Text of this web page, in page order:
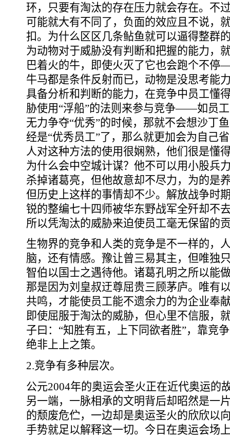
环，只要有淘汰的存在压力就会存在。不
可能就大有不同了，负面的效应且不说，
扣。为什么区区几条鲇鱼就可以逼得整群
为动物对于威胁没有判断和把握的能力，
巴着火的牛，即使火灭了它也会跑个不
牛马都是条件反射而已，动物是没思考能
具备分析和判断的能力，在竞争中员工懂
胁使用“浮船”的法则来参与竞争――如员
无力争夺“优秀”的时候，那就不会想沙丁
经是“优秀员工”了，那么就更加会为自己
人对这种方法的使用很娴熟，他们很是懂
为什么会中空城计谋？他不可以用小股兵
杀掉诸葛亮，但他故意却不尽力，为的是
但历史上这样的事情却不少。解放战争时
锐的整编七十四师被华东野战军全歼却不
所以凭淘汰的威胁来迫使员工毫无保留的
生物界的竞争和人类的竞争是不一样的，
脑，还有情感。豫让曾三易其主，但唯独
智伯以国士之遇待他。诸葛孔明之所以能
那是因为刘皇叔迂尊屈贵三顾茅庐。唯有
共鸣，才能使员工能不遗余力的为企业奉
即使屈服于淘汰的威胁，但心里不信服，
子曰：“知胜有五，上下同欲者胜”，靠竞
绝非上上之策。
2.竞争有多种层次。
公元2004年的奥运会圣火正在近代奥运的
另一端，一脉相承的文明背后却昭然是一
的颓废危伫，一边却是奥运圣火的欣欣以
手势就足以解释这一切。今日在奥运会场